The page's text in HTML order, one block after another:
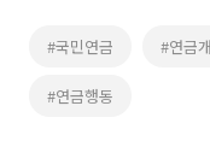
#국민연금 #연금
#연금행동